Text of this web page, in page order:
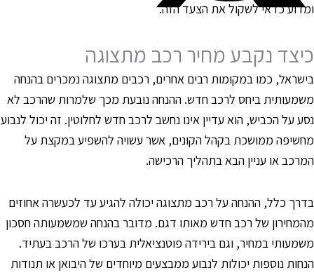
כדאי לשקול את הצעד הזה.
נקבע מחיר רכב מתצוגה
כמו במקומות רבים אחרים, רכבים מתצוגה נמכרים בהנחה
ביחס לרכב חדש. ההנחה נובעת מכך שלמרות שהרכב לא
על הכביש, הוא עדיין אינו נחשב לרכב חדש לחלוטין. זה יכול לנבוע
ממושכת בקהל הקונים, אשר עשויה להשפיע במקצת על
או עניין הבא בתהליך הרכישה.
כלל, ההנחה על רכב מתצוגה יכולה להגיע עד לכעשרה אחוזים
של רכב חדש מאותו דגם. מדובר בהנחה שמשמעותה חסכון
במחיר, וגם בירידה פוטנציאלית בערכו של הרכב בעתיד.
נוספות יכולות לנבוע ממבצעים מיוחדים של היבואן או תנודות